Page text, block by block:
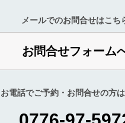
メールでのお問合せはこち
お問合せフォーム
お電話でご予約・お問合せの方